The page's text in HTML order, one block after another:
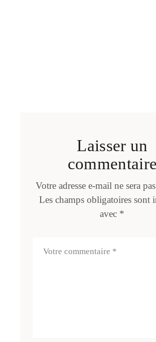
Laisser un
commentaire
Votre adresse e-mail ne sera
Les champs obligatoires sont
avec *